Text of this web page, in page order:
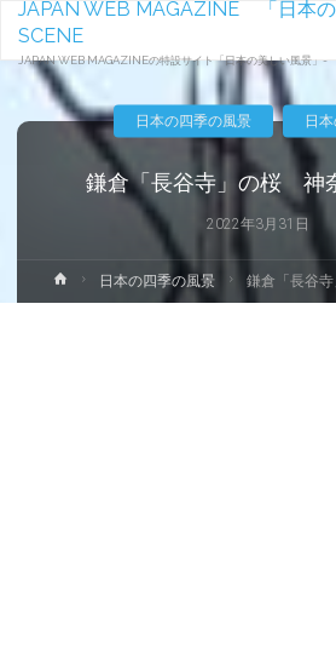
JAPAN WEB MAGAZINE 「日本
SCENE
JAPAN WEB MAGAZINEの特設サイト「日本の美しい風景」-
鎌倉「長谷寺」の桜 神
2022年3月31日
日本の四季の風景 日
ホ
ー
日本の四季の風景 鎌倉「長谷